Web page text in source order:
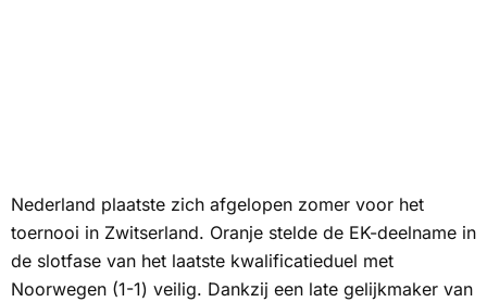
Nederland plaatste zich afgelopen zomer voor het
toernooi in Zwitserland. Oranje stelde de EK-deelname in
de slotfase van het laatste kwalificatieduel met
Noorwegen (1-1) veilig. Dankzij een late gelijkmaker van